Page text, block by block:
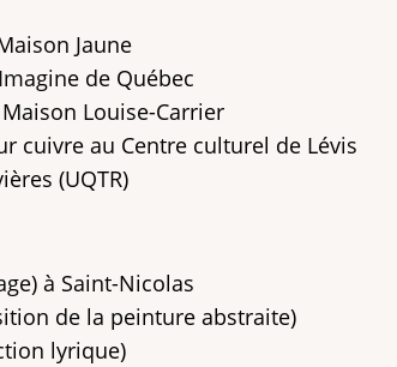
Jaune
de Québec
Louise-Carrier
cuivre au Centre culturel de Lévis
(UQTR)
à Saint-Nicolas
de la peinture abstraite)
lyrique)